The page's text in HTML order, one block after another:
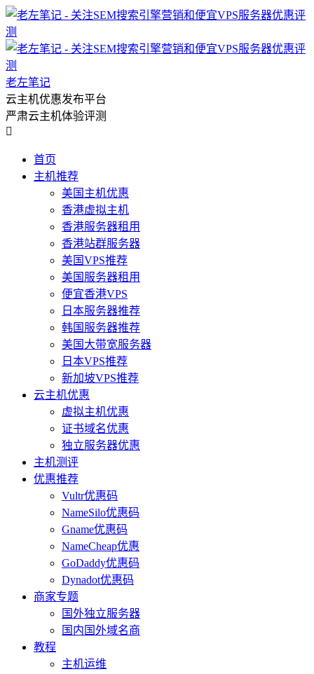
老左笔记
云主机优惠发布平台
严肃云主机体验评测

首页
主机推荐
美国主机优惠
香港虚拟主机
香港服务器租用
香港站群服务器
美国VPS推荐
美国服务器租用
便宜香港VPS
日本服务器推荐
韩国服务器推荐
美国大带宽服务器
日本VPS推荐
新加坡VPS推荐
云主机优惠
虚拟主机优惠
证书域名优惠
独立服务器优惠
主机测评
优惠推荐
Vultr优惠码
NameSilo优惠码
Gname优惠码
NameCheap优惠
GoDaddy优惠码
Dynadot优惠码
商家专题
国外独立服务器
国内国外域名商
教程
主机运维